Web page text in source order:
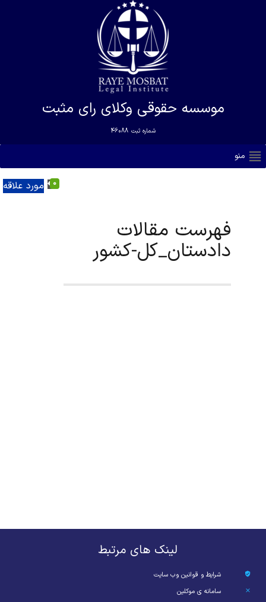
موسسه حقوقی وکلای رای مثبت
شماره ثبت 46088
منو
مورد علاقه 0
فهرست مقالات
دادستان_کل-کشور
لینک های مرتبط
شرایط و قوانین وب سایت
سامانه ی موکلین